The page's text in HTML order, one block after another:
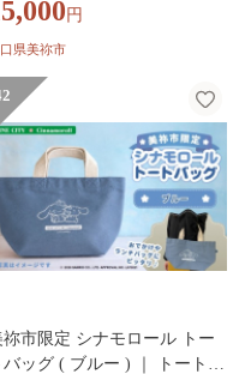
ール コラボ キャラクター グ
ズ 鞄 カバン エコバック サン
美祢限定 桜 さくら かわいい
祢市 山口県 美祢
円
県美祢市
祢市限定 シナモロール トー
ッグ ( ブルー ) ｜ トートバ